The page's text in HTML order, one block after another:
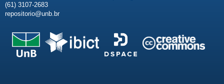
(61) 3107-2683
repositorio@unb.br